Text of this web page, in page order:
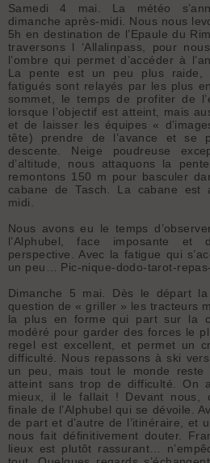
Samedi 4 mai. La météo
dimanche après-midi. Nous nous
5h en destination de l’Epaule du
traversons l ‘Allalinpass, pour
l’ombre qui permet d’accéder à
La pente est un peu plus raide,
fatigués sont relayés par les plus
sommet, le temps de profiter de
lorsque l’objectif est atteint, mais
et de laisser les équipes «
tête) prendre de l’avance et se
descente. Neige poudreuse
d’altitude, nous attaquons la
remontons 150 m pour basculer
cabane de Tasch. La cabane est
midi.
Nous avons eu le temps
l’Alphubel, face imposante et
perspective. Avec la fatigue qui
un peu… Pic-nique-dodo-tarot-repas-
Dimanche 5 mai. Dès le départ
question de « griller » les tracteurs
la plus en forme qui part sur la
modéré pour garder des forces le
regel est excellent, et permet un
difficulté. Nous repassons à ski
un peu, mais tout le monde reste
atteint sans trop de difficulté. On
mieux, il le fallait ! Devant nous,
finale de l’Alphubel qui se dévoile.
de part et d’autre de l’itinéraire, et
nous fait définitivement douter.
lieux est plutôt rassurant…